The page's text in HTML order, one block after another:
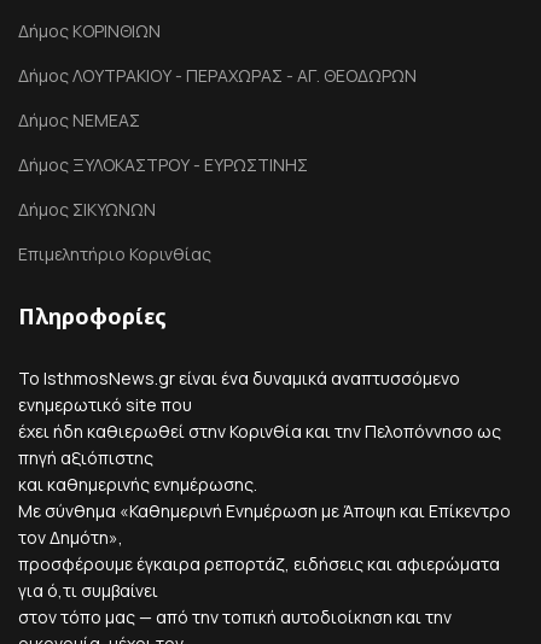
Δήμος ΚΟΡΙΝΘΙΩΝ
Δήμος ΛΟΥΤΡΑΚΙΟΥ - ΠΕΡΑΧΩΡΑΣ - ΑΓ. ΘΕΟΔΩΡΩΝ
Δήμος ΝΕΜΕΑΣ
Δήμος ΞΥΛΟΚΑΣΤΡΟΥ - ΕΥΡΩΣΤΙΝΗΣ
Δήμος ΣΙΚΥΩΝΩΝ
Επιμελητήριο Κορινθίας
Πληροφορίες
Το IsthmosNews.gr είναι ένα δυναμικά αναπτυσσόμενο
ενημερωτικό site που
έχει ήδη καθιερωθεί στην Κορινθία και την Πελοπόννησο ως
πηγή αξιόπιστης
και καθημερινής ενημέρωσης.
Με σύνθημα «Καθημερινή Ενημέρωση με Άποψη και Επίκεντρο
τον Δημότη»,
προσφέρουμε έγκαιρα ρεπορτάζ, ειδήσεις και αφιερώματα
για ό,τι συμβαίνει
στον τόπο μας — από την τοπική αυτοδιοίκηση και την